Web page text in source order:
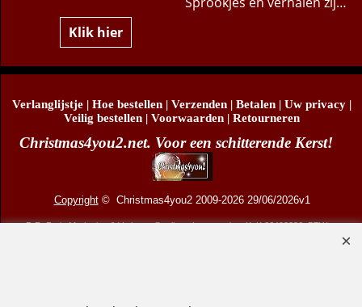
Klik hier
Verlanglijstje | Hoe bestellen | Verzenden | Betalen | Uw privacy |
Veilig bestellen | Voorwaarden | Retourneren
Christmas4you2.net. Voor een schitterende Kerst!
Copyright© Christmas4you2 2009-2026 29/06/2026v1
D.R. Pruis Marketing & Verkoop @online - Leeuwarden, KvK 66492386, BTW nr